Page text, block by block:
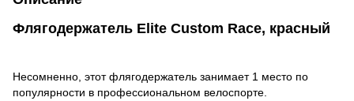
Флягодержатель Elite Custom Race, красный
Несомненно, этот флягодержатель занимает 1 место по
популярности в профессиональном велоспорте.